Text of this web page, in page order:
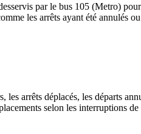
par le bus 105 (Metro)
les arrêts ayant été annulés
arrêts déplacés, les départs
selon les interruptions de